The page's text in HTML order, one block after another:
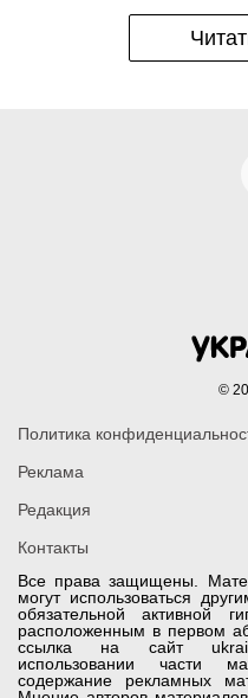
Все права защищены.
могут использоваться
обязательной активной
расположенным в первом
ссылка на сайт
использовании части
содержание рекламных
Политика
Реклама
Редакция
Контакты
©